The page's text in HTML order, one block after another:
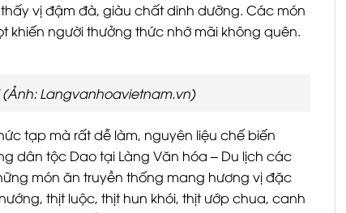
vị đậm đà, giàu chất dinh dưỡng. Các món
người thưởng thức nhớ mãi không quên.
Langvanhoavietnam.vn)
tạp mà rất dễ làm, nguyên liệu chế biến
dân tộc Dao tại Làng Văn hóa – Du lịch các
món ăn truyền thống mang hương vị đặc
thịt luộc, thịt hun khói, thịt ướp chua, canh